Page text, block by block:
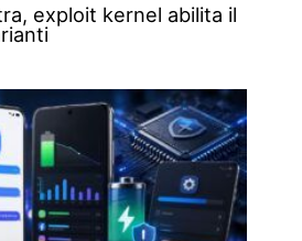
exploit kernel abilita il